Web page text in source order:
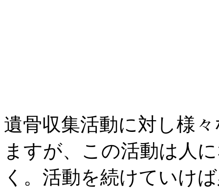
遺骨収集活動に対し様
ますが、この活動は人
く。活動を続けていけ